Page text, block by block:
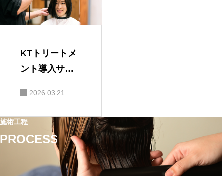
KTトリートメ
ント導入サロ
ト
2026.03.21
施術工程
PROCESS